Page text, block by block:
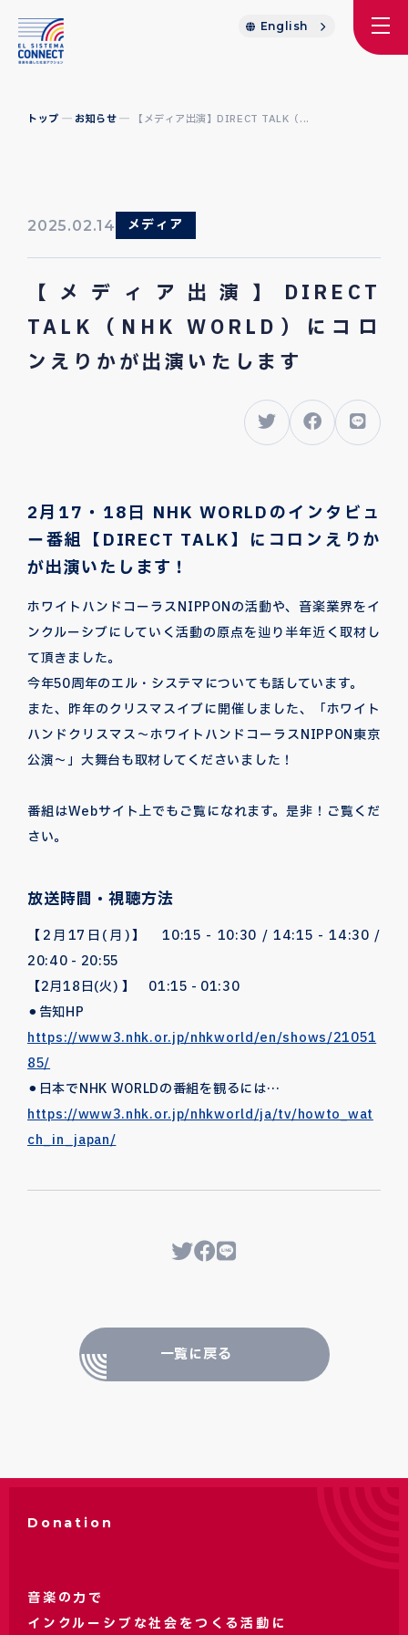
English
トップ お知らせ 【メディア出演】DIRECT TALK（...
2025.02.14 メディア
【メディア出演】DIRECT
TALK（NHK WORLD）にコロ
ンえりかが出演いたします
2月17・18日 NHK WORLDのインタビュ
ー番組【DIRECT TALK】にコロンえりか
が出演いたします！
ホワイトハンドコーラスNIPPONの活動や、音楽業界をイ
ンクルーシブにしていく活動の原点を辿り半年近く取材し
て頂きました。
今年50周年のエル・システマについても話しています。
また、昨年のクリスマスイブに開催しました、「ホワイト
ハンドクリスマス〜ホワイトハンドコーラスNIPPON東京
公演〜」大舞台も取材してくださいました！
番組はWebサイト上でもご覧になれます。是非！ご覧くだ
さい。
放送時間・視聴方法
【2月17日(月)】 10:15 - 10:30 / 14:15 - 14:30 /
20:40 - 20:55
【2月18日(火) 】 01:15 - 01:30
⚫︎告知HP
https://www3.nhk.or.jp/nhkworld/en/shows/21051
85/
⚫︎日本でNHK WORLDの番組を観るには…
https://www3.nhk.or.jp/nhkworld/ja/tv/howto_wat
ch_in_japan/
一覧に戻る
Donation
音楽の力で
インクルーシブな社会をつくる活動に